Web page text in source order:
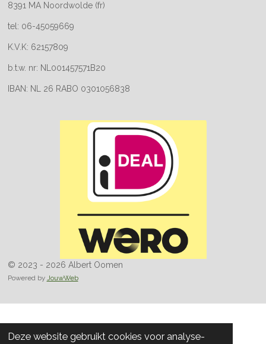
Deze website gebruikt cookies voor analyse-
8391 MA Noordwolde (fr)
tel: 06-45059669
K.V.K: 62157809
b.t.w. nr: NL001457571B20
IBAN: NL 26 RABO 0301056838
© 2023 - 2026 Albert Oomen
Powered by JouwWeb